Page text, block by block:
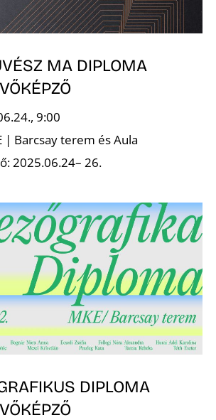
MA DIPLOMA
9:00
| Barcsay terem és Aula
2025.06.24– 26.
DIPLOMA